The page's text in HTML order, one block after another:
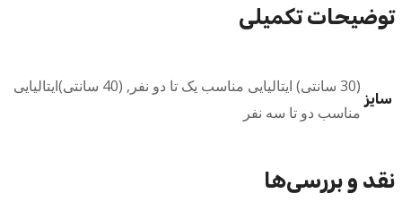
توضیحات تکمیلی
سایز
(30 سانتی) ایتالیایی مناسب یک تا دو نفر, (40 سانتی)ایتالیایی
مناسب دو تا سه نفر
نقد و بررسی‌ها